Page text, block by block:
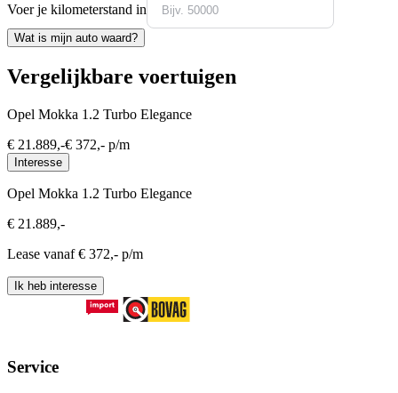
Voer je kilometerstand in
Wat is mijn auto waard?
Vergelijkbare voertuigen
Opel Mokka 1.2 Turbo Elegance
€ 21.889,-€ 372,- p/m
Interesse
Opel Mokka 1.2 Turbo Elegance
€ 21.889,-
Lease vanaf € 372,- p/m
Ik heb interesse
Service